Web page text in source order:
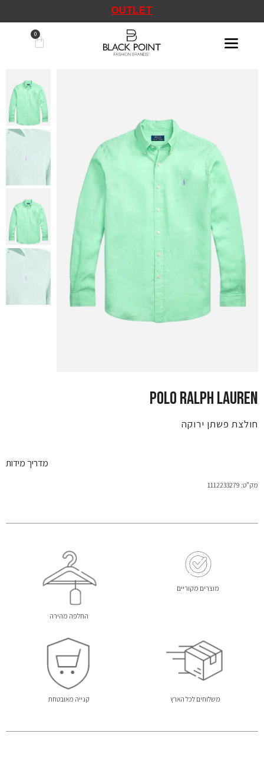
OUTLET
POLO RALPH LAUREN
חולצת פשתן ירוקה
מדריך מידות
מק"ט: 1112233279
מוצרים מקוריים
החלפה מהירה
משלוחים לכל הארץ קנייה מאובטחת